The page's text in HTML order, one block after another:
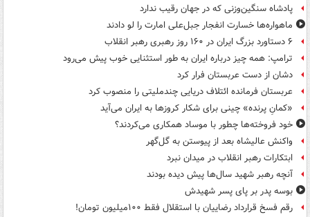
پادشاه سنگین‌وزنی که در جهان رقیب ندارد
ماهواره‌ها خسارت انفجار جبل‌علی امارت را لو دادند
۶ دستاورد بزرگ ایران در ۱۶۰ روز رهبری رهبر انقلاب
ترامپ: همه چیز درباره ایران به طور استثنایی خوب پیش می‌رود
دشان از دست عربستان فرار کرد
عربستان فرمانده ائتلاف دریایی چندملیتی را منصوب کرد
«کمانِ پرنده» چینی برای شکار کروزها به ایران می‌آید
خود فروخته‌ها چطور با موساد همکاری می‌کردند؟
واکنش عالیشاه بعد از پیوستن به گل‌گهر
ابتکارات رهبر انقلاب در میدان نبرد
آنچه رهبر شهید سال‌ها پیش دیده بودند
بوسه‌ پدر بر پای پسر شهیدش
رقم فسخ قرارداد رضاییان با استقلال فقط ۱۰۰میلیون تومان!